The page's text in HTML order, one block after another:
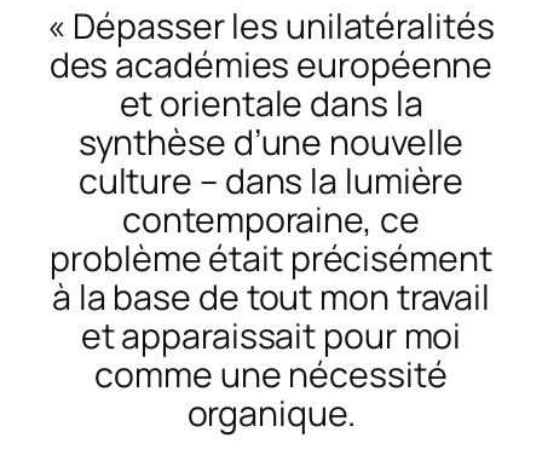
« Dépasser les unilatéralités
des académies européenne
et orientale dans la
synthèse d’une nouvelle
culture – dans la lumière
contemporaine, ce
problème était précisément
à la base de tout mon travail
et apparaissait pour moi
comme une nécessité
organique.